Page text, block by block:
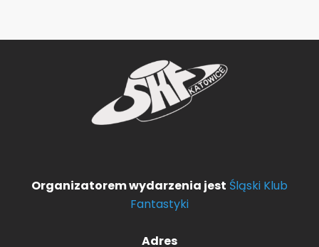
Organizatorem wydarzenia jest Śląski Klub
Fantastyki
Adres